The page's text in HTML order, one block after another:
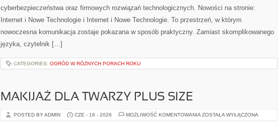
cyberbezpieczeństwa oraz firmowych rozwiązań technologicznych. Nowości na stronie:
Internet i Nowe Technologie i Internet i Nowe Technologie. To przestrzeń, w którym
nowoczesna komunikacja zostaje pokazana w sposób praktyczny. Zamiast skomplikowanego
języka, czytelnik […]
CATEGORIES: OGRÓD W RÓŻNYCH PORACH ROKU
MAKIJAŻ DLA TWARZY PLUS SIZE
POSTED BY ADMIN CZE - 16 - 2026 MOŻLIWOŚĆ KOMENTOWANIA MAKIJAŻ
ZOSTAŁA WYŁĄCZONA